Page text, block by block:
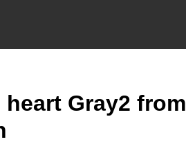
heart Gray2 from